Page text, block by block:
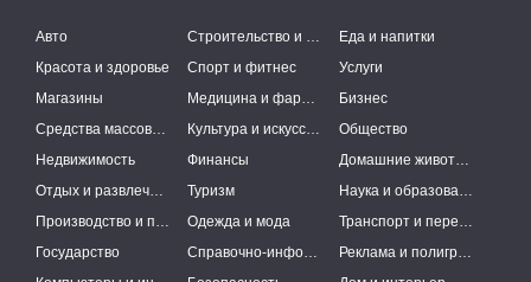
Авто Строительство и ремонт
Еда и напитки
Красота и здоровье
Спорт и фитнес
Услуги
Магазины
Медицина и фармацевтика
Бизнес
Средства массовой информации
Культура и искусство
Общество
Недвижимость
Финансы
Домашние животные
Отдых и развлечения
Туризм
Наука и образование
Производство и поставки
Одежда и мода
Транспорт и перевозки
Государство
Справочно-информационные системы
Реклама и полиграфия